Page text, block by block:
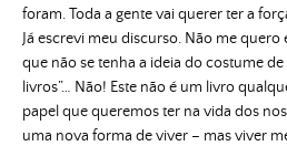
foram. Toda a gente vai querer ter a
Já escrevi meu discurso. Não me
que não se tenha a ideia do costume
livros”… Não! Este não é um livro
papel que queremos ter na vida dos
uma nova forma de viver – mas viver